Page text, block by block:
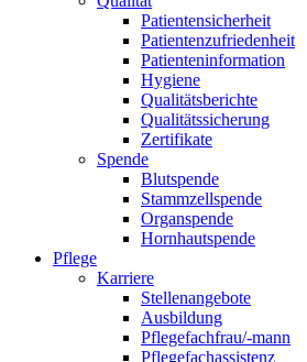
Patientensicherheit
Patientenzufriedenheit
Patienteninformation
Hygiene
Qualitätsberichte
Qualitätssicherung
Zertifikate
Spende
Blutspende
Stammzellspende
Organspende
Hornhautspende
Pflege
Karriere
Stellenangebote
Ausbildung
Pflegefachfrau/-mann
Pflegefachassistenz